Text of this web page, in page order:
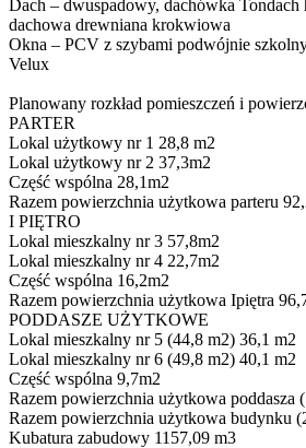
Dach – dwuspadowy, dachówka Tondach
dachowa drewniana krokwiowa
Okna – PCV z szybami podwójnie
Velux
Planowany rozkład pomieszczeń i
PARTER
Lokal użytkowy nr 1 28,8 m2
Lokal użytkowy nr 2 37,3m2
Część wspólna 28,1m2
Razem powierzchnia użytkowa parteru
I PIĘTRO
Lokal mieszkalny nr 3 57,8m2
Lokal mieszkalny nr 4 22,7m2
Część wspólna 16,2m2
Razem powierzchnia użytkowa Ipiętra
PODDASZE UŻYTKOWE
Lokal mieszkalny nr 5 (44,8 m2) 36,1 m2
Lokal mieszkalny nr 6 (49,8 m2) 40,1 m2
Część wspólna 9,7m2
Razem powierzchnia użytkowa poddasza
Razem powierzchnia użytkowa budynku
Kubatura zabudowy 1157,09 m3